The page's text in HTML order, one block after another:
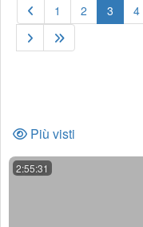
1 2 3 4
Più visti
2:55:31